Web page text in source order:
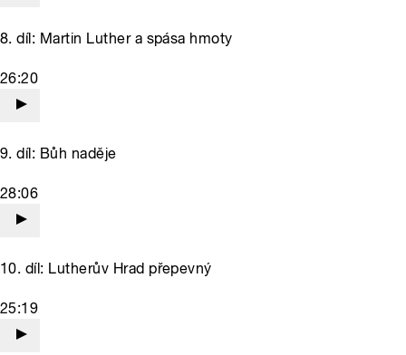
8. díl: Martin Luther a spása hmoty
26:20
9. díl: Bůh naděje
28:06
10. díl: Lutherův Hrad přepevný
25:19